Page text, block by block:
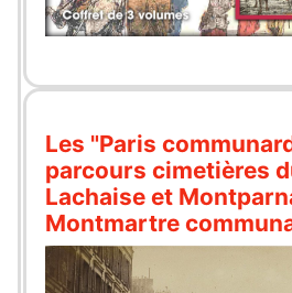
Les "Paris
parcours cimetières
Lachaise et
Montmartre